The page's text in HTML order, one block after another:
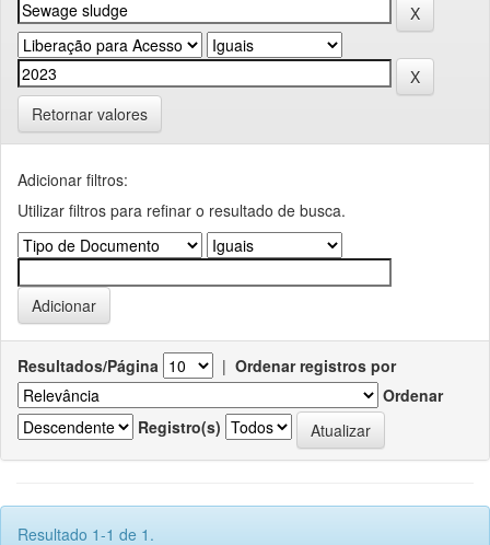
Retornar valores
Adicionar filtros:
Utilizar filtros para refinar o resultado de busca.
Resultados/Página | Ordenar registros por
Ordenar
Registro(s)
Resultado 1-1 de 1.